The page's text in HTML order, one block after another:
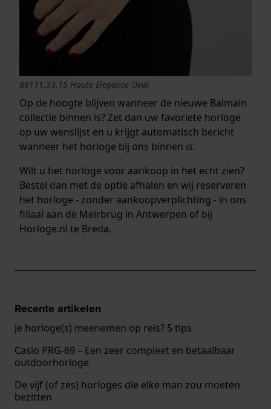
B8111.33.15 Haute Elegance Oval
Op de hoogte blijven wanneer de nieuwe Balmain
collectie binnen is? Zet dan uw favoriete horloge
op uw wenslijst en u krijgt automatisch bericht
wanneer het horloge bij ons binnen is.
Wilt u het horloge voor aankoop in het echt zien?
Bestel dan met de optie afhalen en wij reserveren
het horloge - zonder aankoopverplichting - in ons
filiaal aan de Meirbrug in Antwerpen of bij
Horloge.nl te Breda.
Recente artikelen
Je horloge(s) meenemen op reis? 5 tips
Casio PRG-69 – Een zeer compleet en betaalbaar
outdoorhorloge
De vijf (of zes) horloges die elke man zou moeten
bezitten